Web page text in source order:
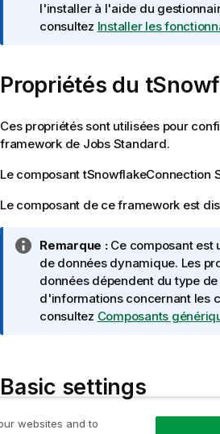
t
e
f
o
m
a
o
s
l'installer à l'aide du
consultez Installer les
Propriétés du
Ces propriétés sont utilisées pour
framework de Jobs Standard.
Le composanttSnowflakeConnection
Le composant de ce framework est
N
o
t
e
I
r
a
Remarque :Ce composant est
de données dynamique. Les
données dépendent du type
d'informations concernant les
consultez Composants
Basic settings
websites and to